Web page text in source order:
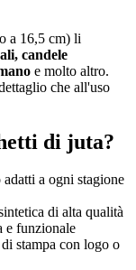
a 16,5 cm) li
candele
e molto altro.
che all'uso
di juta?
a ogni stagione
di alta qualità
e funzionale
stampa con logo o